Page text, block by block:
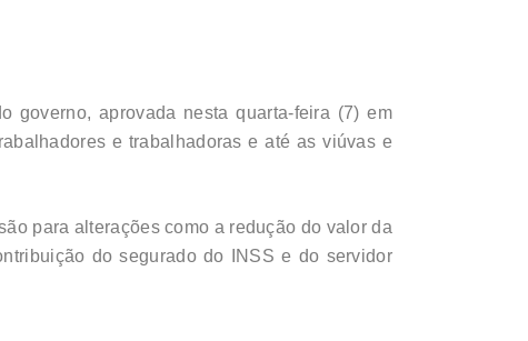
governo, aprovada nesta quarta-feira (7) em
e trabalhadoras e até as viúvas e
para alterações como a redução do valor da
do segurado do INSS e do servidor